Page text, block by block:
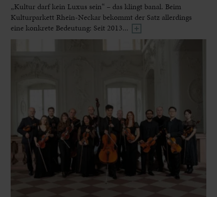
„Kultur darf kein Luxus sein“ – das klingt banal. Beim
Kulturparkett Rhein-Neckar bekommt der Satz allerdings
eine konkrete Bedeutung: Seit 2013...